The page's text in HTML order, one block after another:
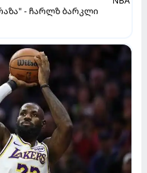
- ჩარლზ ბარკლი